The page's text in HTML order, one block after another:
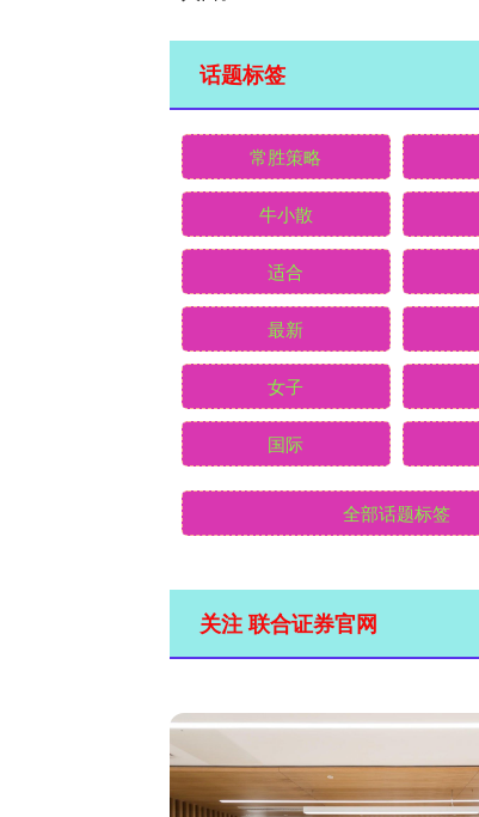
话题标签
常胜策略
牛小散
适合
最新
女子
国际
全部话题标签
关注 联合证券官网